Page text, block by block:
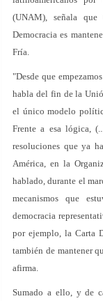
(UNAM), señala
Democracia es
Fría.
"Desde que
habla del fin de la
el único modelo
Frente a esa lógica,
resoluciones que ya
América, en la
hablado, durante el
mecanismos que
democracia
por ejemplo, la Carta
también de mantener
afirma.
Sumado a ello, y de